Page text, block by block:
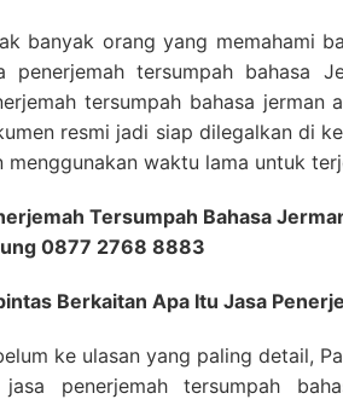
banyak orang yang memahami
penerjemah tersumpah bahasa
tersumpah bahasa jerman
resmi jadi siap dilegalkan di
menggunakan waktu lama untuk
Tersumpah Bahasa
0877 2768 8883
Berkaitan Apa Itu Jasa
ke ulasan yang paling detail,
penerjemah tersumpah